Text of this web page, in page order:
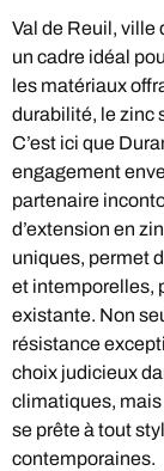
Val de Reuil, ville
un cadre idéal
les matériaux
durabilité, le zinc
C’est ici que
engagement
partenaire
d’extension en
uniques, permet
et intemporelles,
existante. Non
résistance
choix judicieux
climatiques,
se prête à tout
contemporaines.